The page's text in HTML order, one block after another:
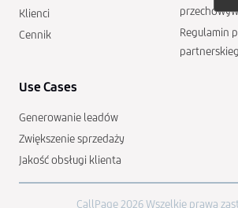
Klienci
Cennik
Regulamin
Use Cases
Generowanie leadów
Zwiększenie sprzedaży
Jakość obsługi klienta
CallPage 2026 Wszelkie prawa